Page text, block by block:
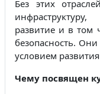
Без этих
развитие и в
безопасность.
условием
Чему посвящен